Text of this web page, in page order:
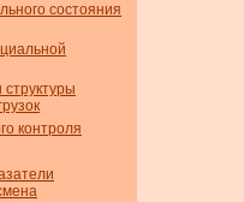
состояния
контроля